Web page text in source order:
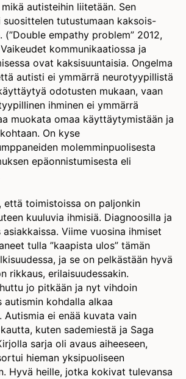
autisteihin liitetään. Sen
tutustumaan kaksois-
(”Double empathy problem” 2012,
kommunikaatiossa ja
ovat kaksisuuntaisia. Ongelma
autisti ei ymmärrä neurotyypillistä
odotusten mukaan, vaan
ihminen ei ymmärrä
muokata omaa käyttäytymistään ja
On kyse
molemminpuolisesta
epäonnistumisesta eli
että toimistoissa on paljonkin
kuuluvia ihmisiä. Diagnoosilla ja
Viime vuosina ihmiset
tulla ”kaapista ulos” tämän
ja se on pelkästään hyvä
rikkaus, erilaisuudessakin.
jo pitkään ja nyt vihdoin
autismin kohdalla alkaa
Autismia ei enää kuvata vain
kuten sademiestä ja Saga
sarja oli avaus aiheeseen,
hieman yksipuoliseen
Hyvä heille, jotka kokivat tulevansa